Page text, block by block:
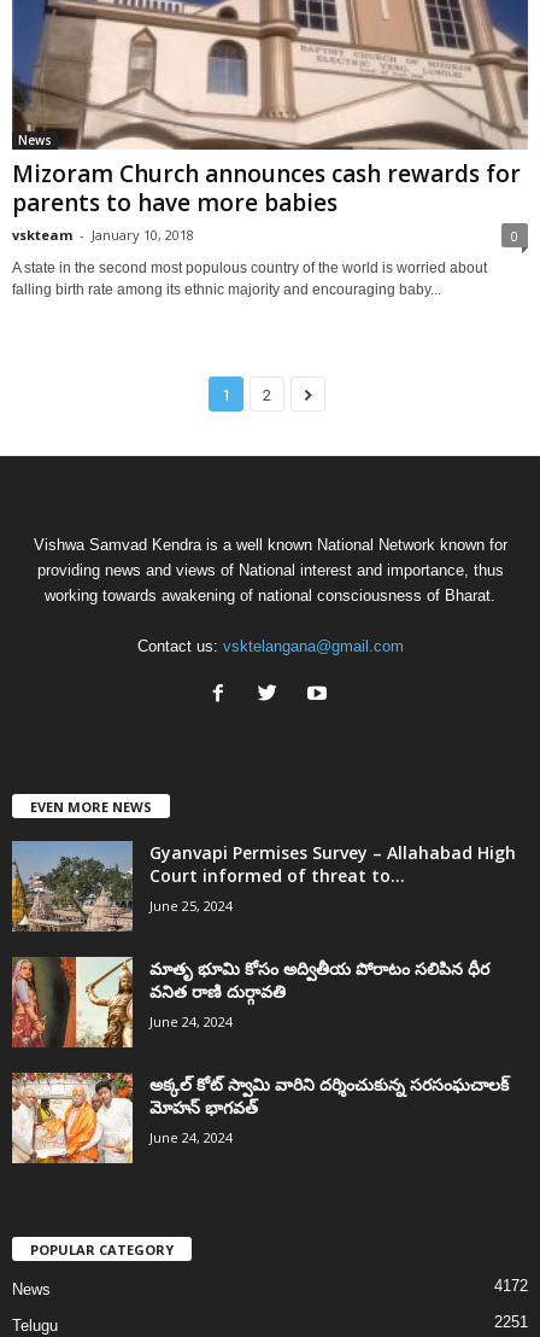
News
Mizoram Church announces cash rewards for
parents to have more babies
vskteam - January 10, 2018 0
A state in the second most populous country of the world is worried about
falling birth rate among its ethnic majority and encouraging baby...
1 2
Vishwa Samvad Kendra is a well known National Network known for
providing news and views of National interest and importance, thus
working towards awakening of national consciousness of Bharat.
Contact us: vsktelangana@gmail.com
EVEN MORE NEWS
Gyanvapi Permises Survey – Allahabad High
Court informed of threat to...
June 25, 2024
మాతృ భూమి కోసం అద్వితీయ పోరాటం సలిపిన ధీర
వనిత రాణి దుర్గావతి
June 24, 2024
అక్కల్‌ కోట్‌ స్వామి వారిని దర్శించుకున్న సరసంఘచాలక్
మోహన్ భాగవత్
June 24, 2024
POPULAR CATEGORY
News 4172
Telugu 2251